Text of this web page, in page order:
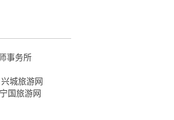
事务所
兴城旅游网
宁国旅游网